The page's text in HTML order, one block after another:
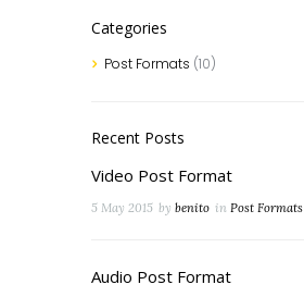
Categories
Post Formats (10)
Recent Posts
Video Post Format
5 May 2015 by benito in Post Formats
Audio Post Format